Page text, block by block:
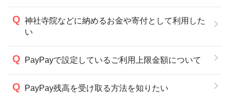
神社寺院などに納めるお金や寄付として利用した
い
PayPayで設定しているご利用上限金額について
PayPay残高を受け取る方法を知りたい